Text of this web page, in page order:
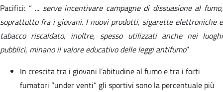
Pacifici: “ ... serve incentivare campagne di dissuasione al fumo,
soprattutto fra i giovani. I nuovi prodotti, sigarette elettroniche e
tabacco riscaldato, inoltre, spesso utilizzati anche nei luoghi
pubblici, minano il valore educativo delle leggi antifumo”
In crescita tra i giovani l’abitudine al fumo e tra i forti
fumatori “under venti” gli sportivi sono la percentuale più